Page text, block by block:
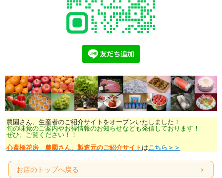
農園さん、生産者のご紹介サイトをオープンいたしました！
旬の味覚のご案内やお得情報のお知らせなども発信しております！
ぜひ、ご覧ください！！
心斎橋花房 農園さん、製造元のご紹介サイト はこちら＞＞
お店のトップへ戻る